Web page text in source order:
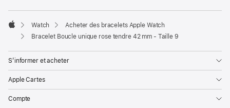
Apple
Watch
Acheter des bracelets Apple Watch
Bracelet Boucle unique rose tendre 42 mm - Taille 9
S’informer et acheter
Apple Cartes
Compte